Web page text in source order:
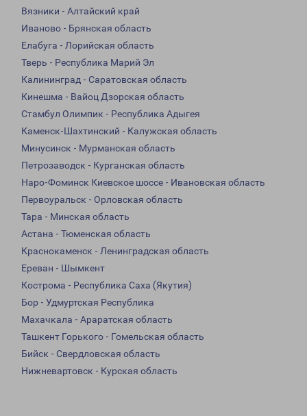
Вязники - Алтайский край
Иваново - Брянская область
Елабуга - Лорийская область
Тверь - Республика Марий Эл
Калининград - Саратовская область
Кинешма - Вайоц Дзорская область
Стамбул Олимпик - Республика Адыгея
Каменск-Шахтинский - Калужская область
Минусинск - Мурманская область
Петрозаводск - Курганская область
Наро-Фоминск Киевское шоссе - Ивановская область
Первоуральск - Орловская область
Тара - Минская область
Астана - Тюменская область
Краснокаменск - Ленинградская область
Ереван - Шымкент
Кострома - Республика Саха (Якутия)
Бор - Удмуртская Республика
Махачкала - Араратская область
Ташкент Горького - Гомельская область
Бийск - Свердловская область
Нижневартовск - Курская область